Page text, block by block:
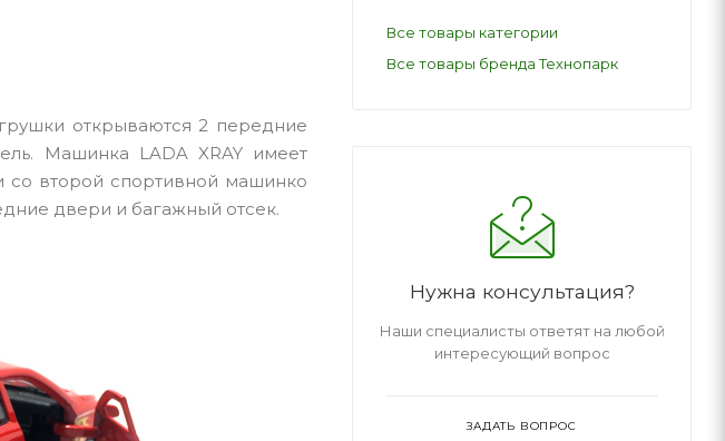
открываются 2 передние
Машинка LADA XRAY имеет
второй спортивной машинко
двери и багажный отсек.
Все товары категории
Все товары бренда Технопарк
Нужна консультация?
Наши специалисты ответят на любой
интересующий вопрос
ЗАДАТЬ ВОПРОС